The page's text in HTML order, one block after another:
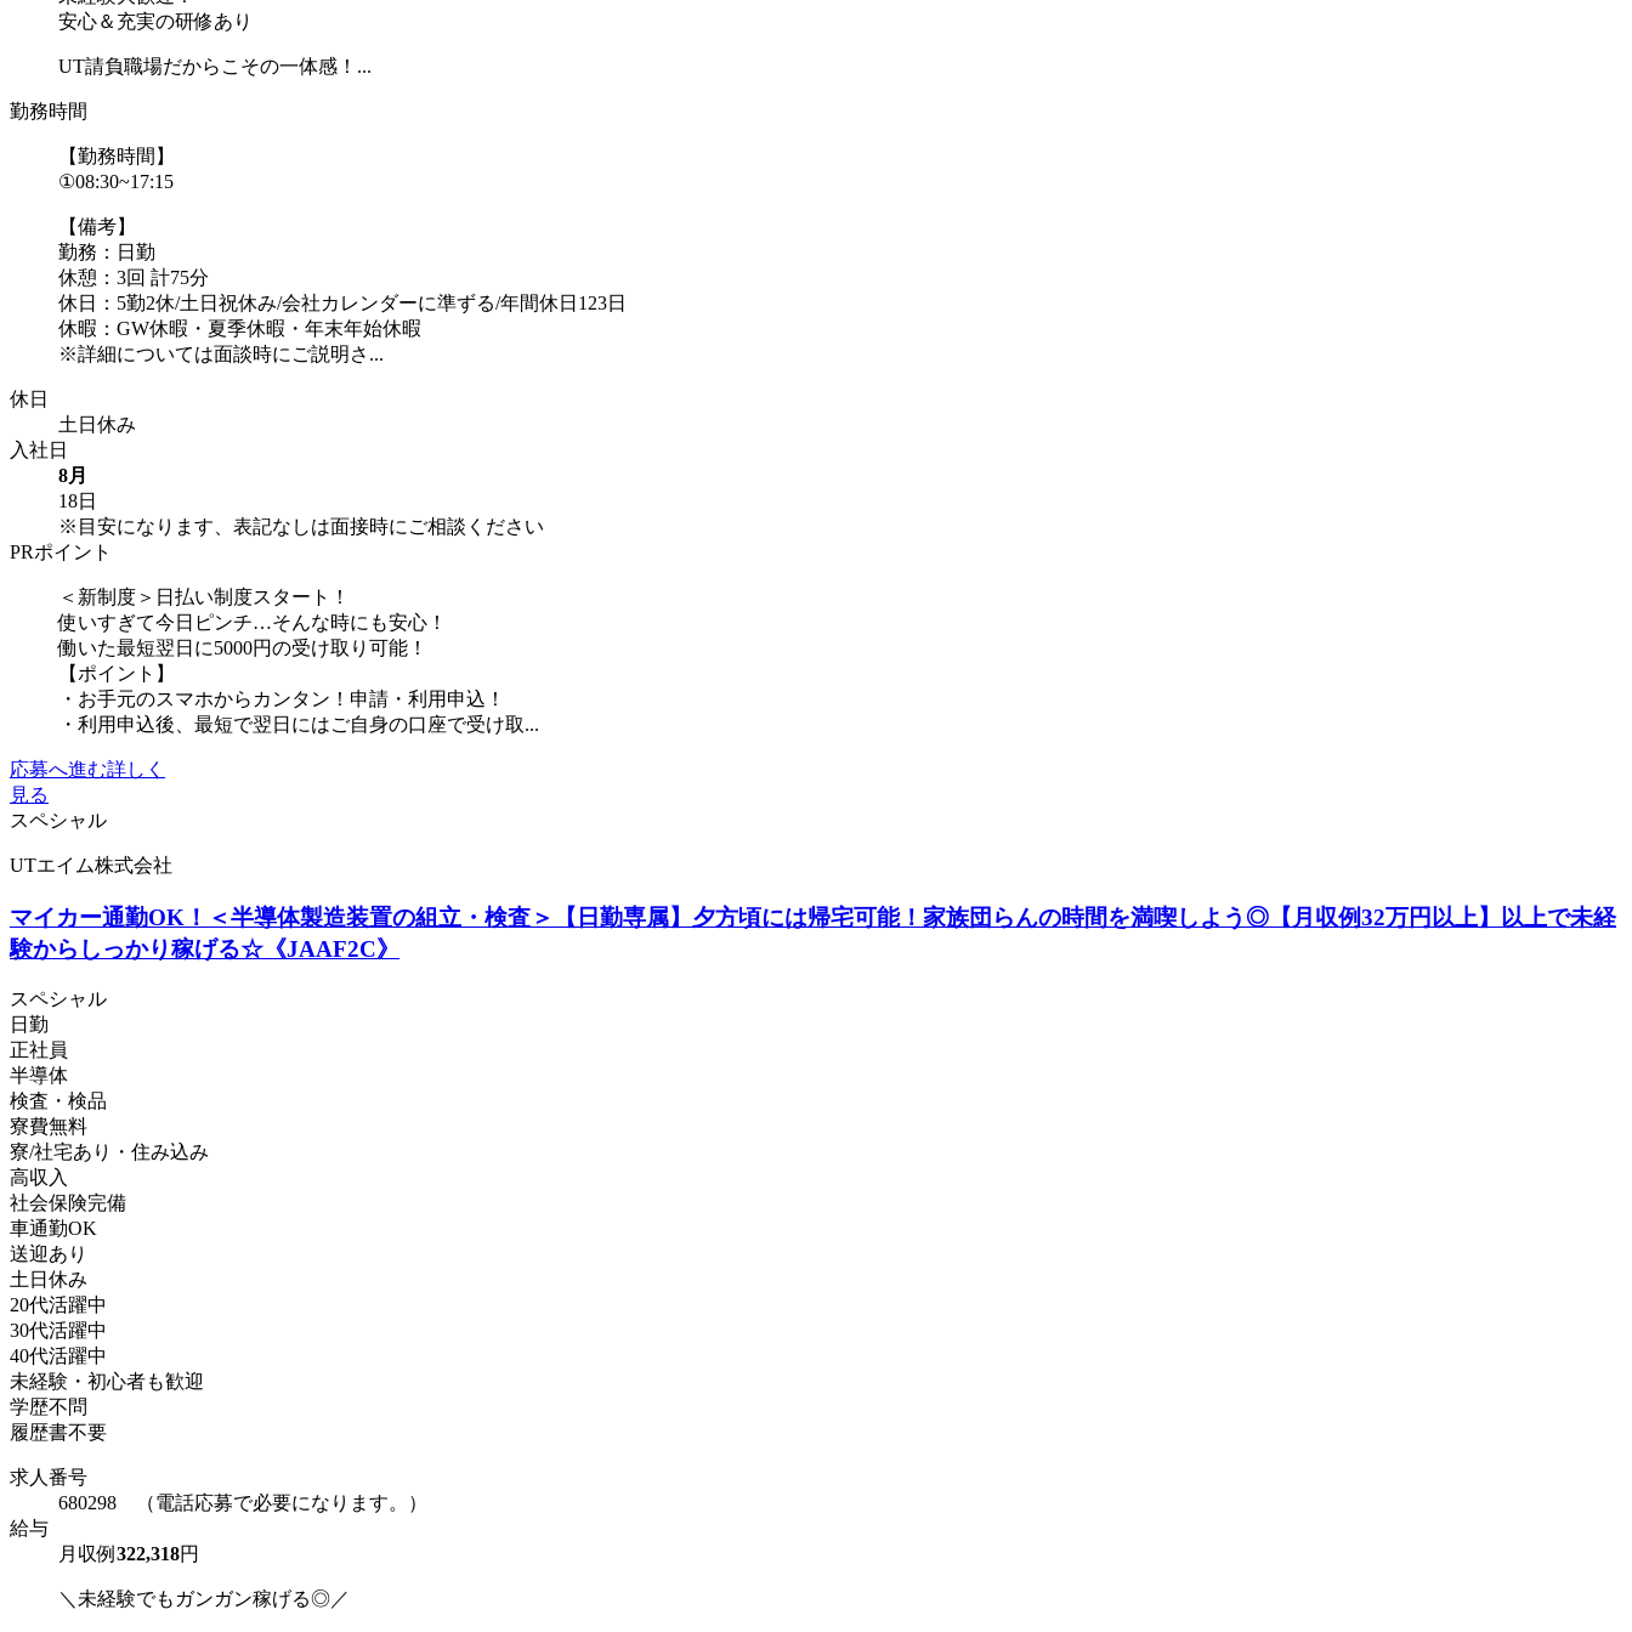
安心＆充実の研修あり
UT請負職場だからこその一体感！...
勤務時間
【勤務時間】
①08:30~17:15
【備考】
勤務：日勤
休憩：3回 計75分
休日：5勤2休/土日祝休み/会社カレンダーに準ずる/年間休日123日
休暇：GW休暇・夏季休暇・年末年始休暇
※詳細については面談時にご説明さ...
休日
土日休み
入社日
8月
18日
※目安になります、表記なしは面接時にご相談ください
PRポイント
＜新制度＞日払い制度スタート！
使いすぎて今日ピンチ…そんな時にも安心！
働いた最短翌日に5000円の受け取り可能！
【ポイント】
・お手元のスマホからカンタン！申請・利用申込！
・利用申込後、最短で翌日にはご自身の口座で受け取...
応募へ進む詳しく
見る
スペシャル
UTエイム株式会社
マイカー通勤OK！＜半導体製造装置の組立・検査＞【日勤専属】夕方頃には帰宅可能！家族団らんの時間を満喫しよう◎【月収例32万円以上】以上で未経
験からしっかり稼げる☆《JAAF2C》
スペシャル
日勤
正社員
半導体
検査・検品
寮費無料
寮/社宅あり・住み込み
高収入
社会保険完備
車通勤OK
送迎あり
土日休み
20代活躍中
30代活躍中
40代活躍中
未経験・初心者も歓迎
学歴不問
履歴書不要
求人番号
680298 （電話応募で必要になります。）
給与
月収例 322,318円
＼未経験でもガンガン稼げる◎／